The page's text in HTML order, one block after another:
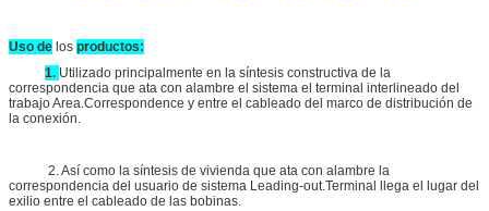
Uso de los productos:
1. Utilizado principalmente en la síntesis constructiva de la
correspondencia que ata con alambre el sistema el terminal interlineado del
trabajo Area.Correspondence y entre el cableado del marco de distribución de
la conexión.
2. Así como la síntesis de vivienda que ata con alambre la
correspondencia del usuario de sistema Leading-out.Terminal llega el lugar del
exilio entre el cableado de las bobinas.